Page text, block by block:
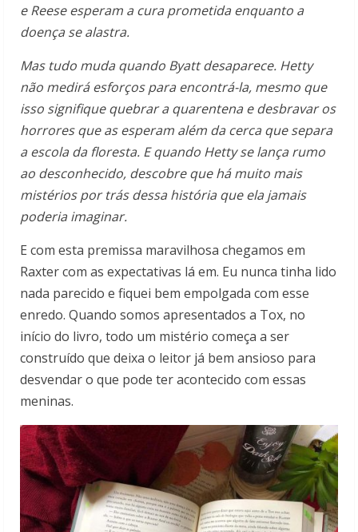
e Reese esperam a cura prometida enquanto a
doença se alastra.
Mas tudo muda quando Byatt desaparece. Hetty
não medirá esforços para encontrá-la, mesmo que
isso signifique quebrar a quarentena e desbravar os
horrores que as esperam além da cerca que separa
a escola da floresta. E quando Hetty se lança rumo
ao desconhecido, descobre que há muito mais
mistérios por trás dessa história que ela jamais
poderia imaginar.
E com esta premissa maravilhosa chegamos em
Raxter com as expectativas lá em. Eu nunca tinha lido
nada parecido e fiquei bem empolgada com esse
enredo. Quando somos apresentados a Tox, no
início do livro, todo um mistério começa a ser
construído que deixa o leitor já bem ansioso para
desvendar o que pode ter acontecido com essas
meninas.